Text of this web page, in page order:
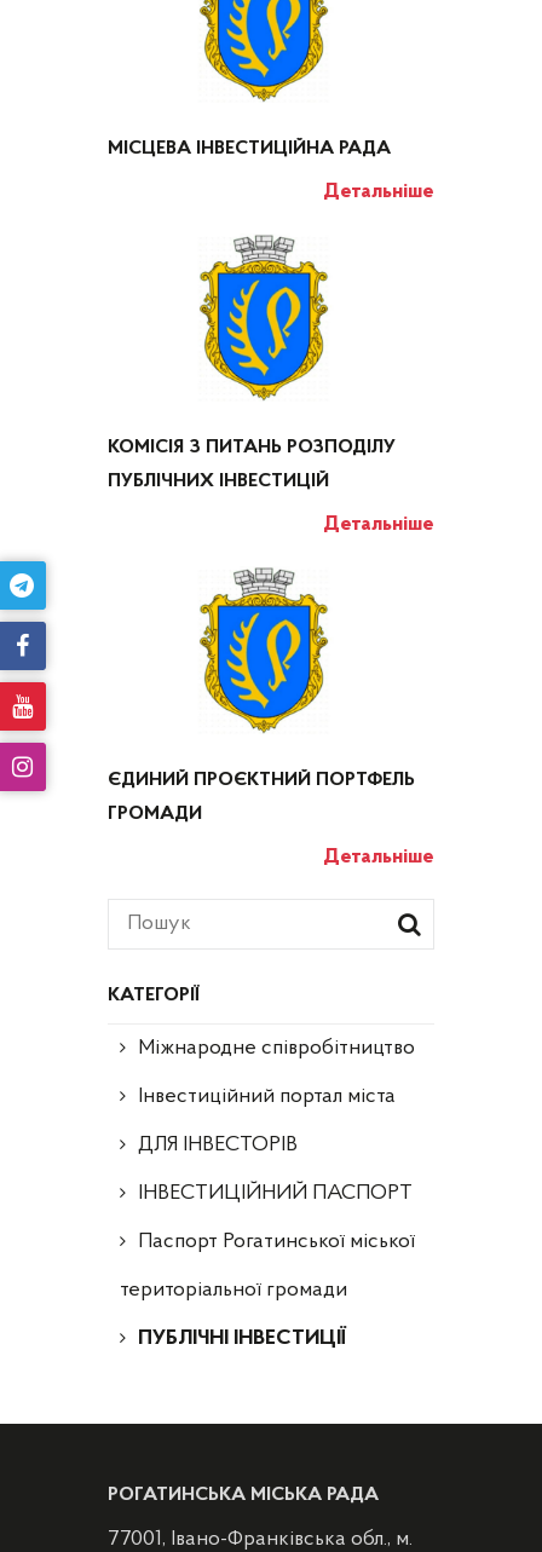
КАТЕГОРІЇ
Міжнародне співробітництво
Інвестиційний портал міста
ДЛЯ ІНВЕСТОРІВ
ІНВЕСТИЦІЙНИЙ ПАСПОРТ
Паспорт Рогатинської міської
територіальної громади
ПУБЛІЧНІ ІНВЕСТИЦІЇ
МІСЦЕВА ІНВЕСТИЦІЙНА РАДА
Детальніше
КОМІСІЯ З ПИТАНЬ РОЗПОДІЛУ
ПУБЛІЧНИХ ІНВЕСТИЦІЙ
Детальніше
ЄДИНИЙ ПРОЄКТНИЙ ПОРТФЕЛЬ
ГРОМАДИ
Детальніше
РОГАТИНСЬКА МІСЬКА РАДА
77001, Івано-Франківська обл., м.